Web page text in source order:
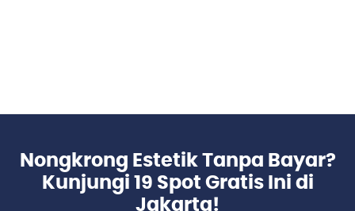
Nongkrong Estetik Tanpa Bayar?
Kunjungi 19 Spot Gratis Ini di
Jakarta!